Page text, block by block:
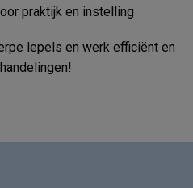
praktijk en instelling
lepels en werk efficiënt en